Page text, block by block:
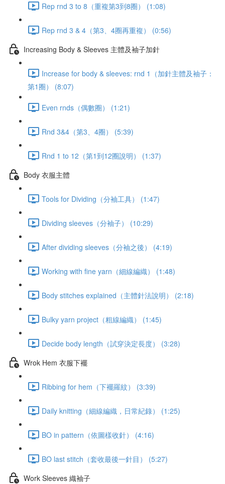
Rep rnd 3 to 8（重複第3到8圈） (1:08)
Rep rnd 3 & 4（第3、4圈再重複） (0:56)
Increasing Body & Sleeves 主體及袖子加針
Increase for body & sleeves: rnd 1（加針主體及袖子：
第1圈） (8:07)
Even rnds（偶數圈） (1:21)
Rnd 3&4（第3、4圈） (5:39)
Rnd 1 to 12（第1到12圈說明） (1:37)
Body 衣服主體
Tools for Dividing（分袖工具） (1:47)
Dividing sleeves（分袖子） (10:29)
After dividing sleeves（分袖之後） (4:19)
Working with fine yarn（細線編織） (1:48)
Body stitches explained（主體針法說明） (2:18)
Bulky yarn project（粗線編織） (1:45)
Decide body length（試穿決定長度） (3:28)
Wrok Hem 衣服下襬
Ribbing for hem（下襬羅紋） (3:39)
Daily knitting（細線編織，日常紀錄） (1:25)
BO in pattern（依圖樣收針） (4:16)
BO last stitch（套收最後一針目） (5:27)
Work Sleeves 織袖子